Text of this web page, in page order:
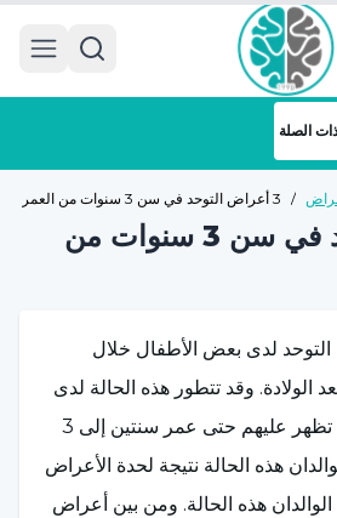
الصلة
/ 3 أعراض التوحد في سن 3 سنوات من العمر
3 أعراض التوحد في سن 3 سنوات من
لدى بعض الأطفال خلال
الولادة. وقد تتطور هذه الحالة لدى
بعض الأطفال دون أن تظهر عليهم حتى عمر سنتين إلى 3
هذه الحالة نتيجة لحدة الأعراض
الوالدان هذه الحالة. ومن بين أعراض